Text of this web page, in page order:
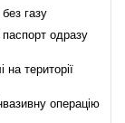
газу
одразу
території
операцію